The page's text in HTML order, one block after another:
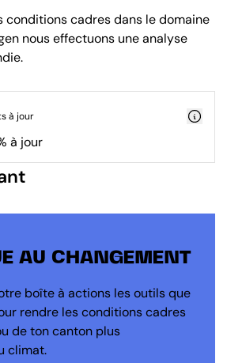
conditions cadres dans le domaine
nous effectuons une analyse
à jour
à jour
AU CHANGEMENT
boîte à actions les outils que
rendre les conditions cadres
de ton canton plus
climat.